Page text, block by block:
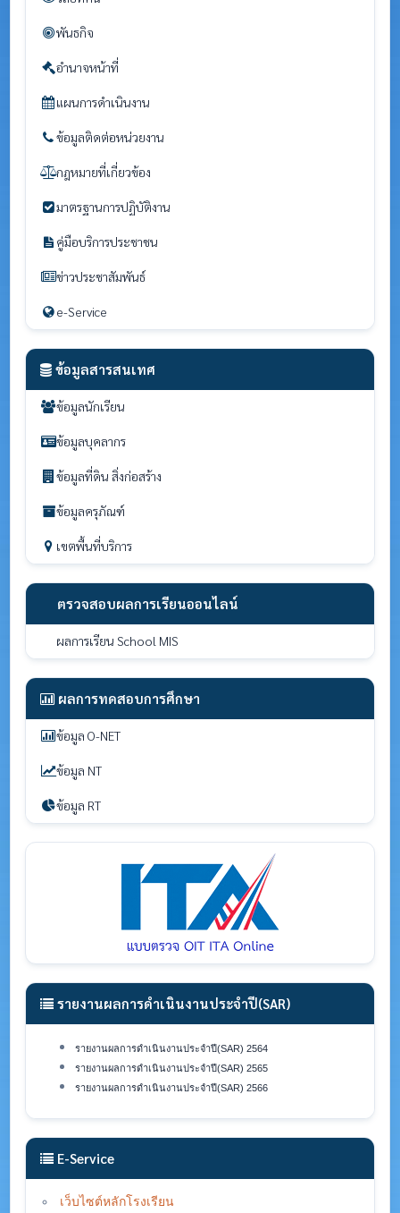
พันธกิจ
อำนาจหน้าที่
แผนการดำเนินงาน
ข้อมูลติดต่อหน่วยงาน
กฎหมายที่เกี่ยวข้อง
มาตรฐานการปฏิบัติงาน
คู่มือบริการประชาชน
ข่าวประชาสัมพันธ์
e-Service
ข้อมูลสารสนเทศ
ข้อมูลนักเรียน
ข้อมูลบุคลากร
ข้อมูลที่ดิน สิ่งก่อสร้าง
ข้อมูลครุภัณฑ์
เขตพื้นที่บริการ
ตรวจสอบผลการเรียนออนไลน์
ผลการเรียน School MIS
ผลการทดสอบการศึกษา
ข้อมูล O-NET
ข้อมูล NT
ข้อมูล RT
รายงานผลการดำเนินงานประจำปี(SAR)
รายงานผลการดำเนินงานประจำปี(SAR) 2564
รายงานผลการดำเนินงานประจำปี(SAR) 2565
รายงานผลการดำเนินงานประจำปี(SAR) 2566
E-Service
เว็บไซต์หลักโรงเรียน